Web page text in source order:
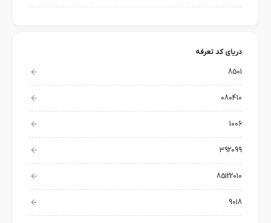
دریای کد تعرفه
8501
080410
1006
392099
85122010
9018